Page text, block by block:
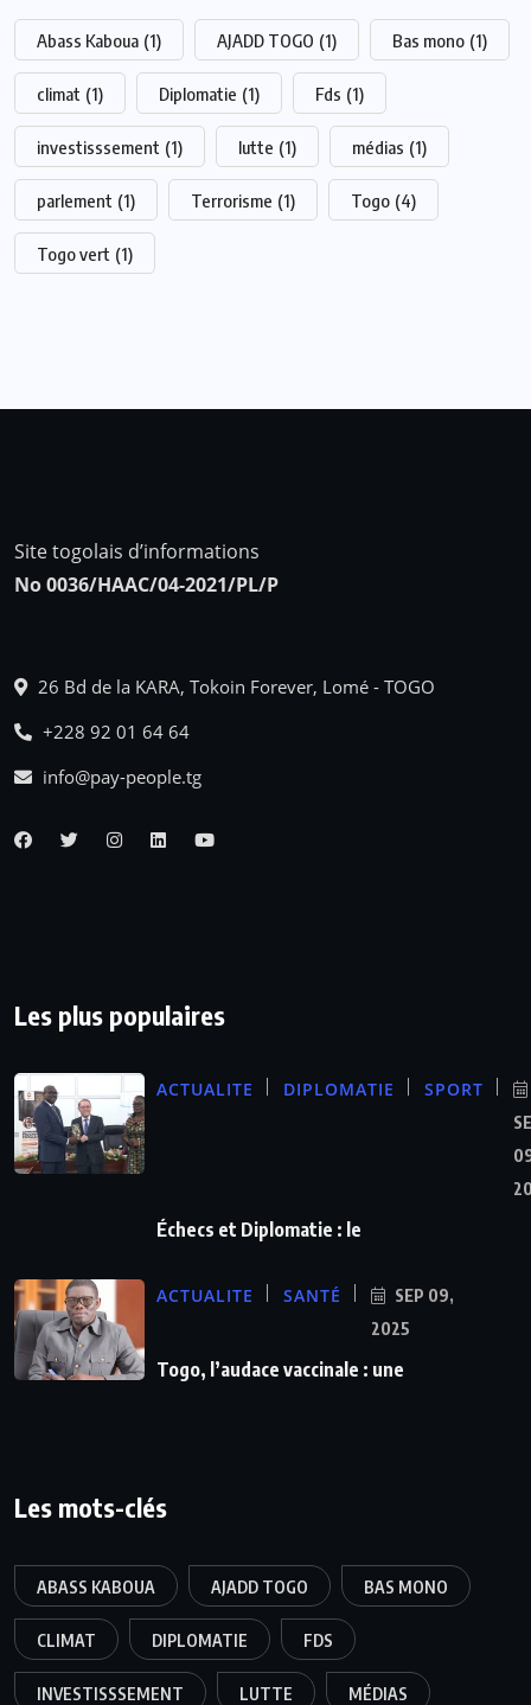
Abass Kaboua (1) AJADD TOGO (1) Bas mono (1)
climat (1) Diplomatie (1) Fds (1)
investisssement (1) lutte (1) médias (1)
parlement (1) Terrorisme (1) Togo (4)
Togo vert (1)
Site togolais d’informations
No 0036/HAAC/04-2021/PL/P
26 Bd de la KARA, Tokoin Forever, Lomé - TOGO
+228 92 01 64 64
info@pay-people.tg
Les plus populaires
ACTUALITE DIPLOMATIE SPORT
Échecs et Diplomatie : le
ACTUALITE SANTÉ
SEP 09,
2025
Togo, l’audace vaccinale : une
Les mots-clés
ABASS KABOUA AJADD TOGO BAS MONO
CLIMAT DIPLOMATIE FDS
INVESTISSSEMENT LUTTE MÉDIAS